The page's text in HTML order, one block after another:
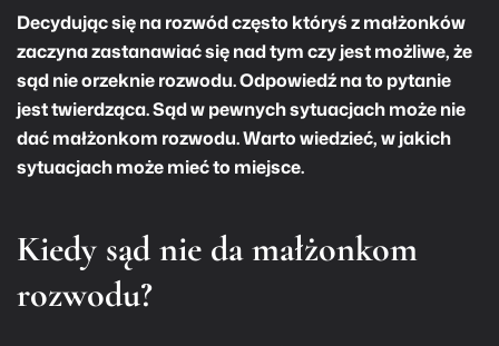
Decydując się na rozwód często któryś z małżonków
zaczyna zastanawiać się nad tym czy jest możliwe, że
sąd nie orzeknie rozwodu. Odpowiedź na to pytanie
jest twierdząca. Sąd w pewnych sytuacjach może nie
dać małżonkom rozwodu. Warto wiedzieć, w jakich
sytuacjach może mieć to miejsce.
Kiedy sąd nie da małżonkom
rozwodu?